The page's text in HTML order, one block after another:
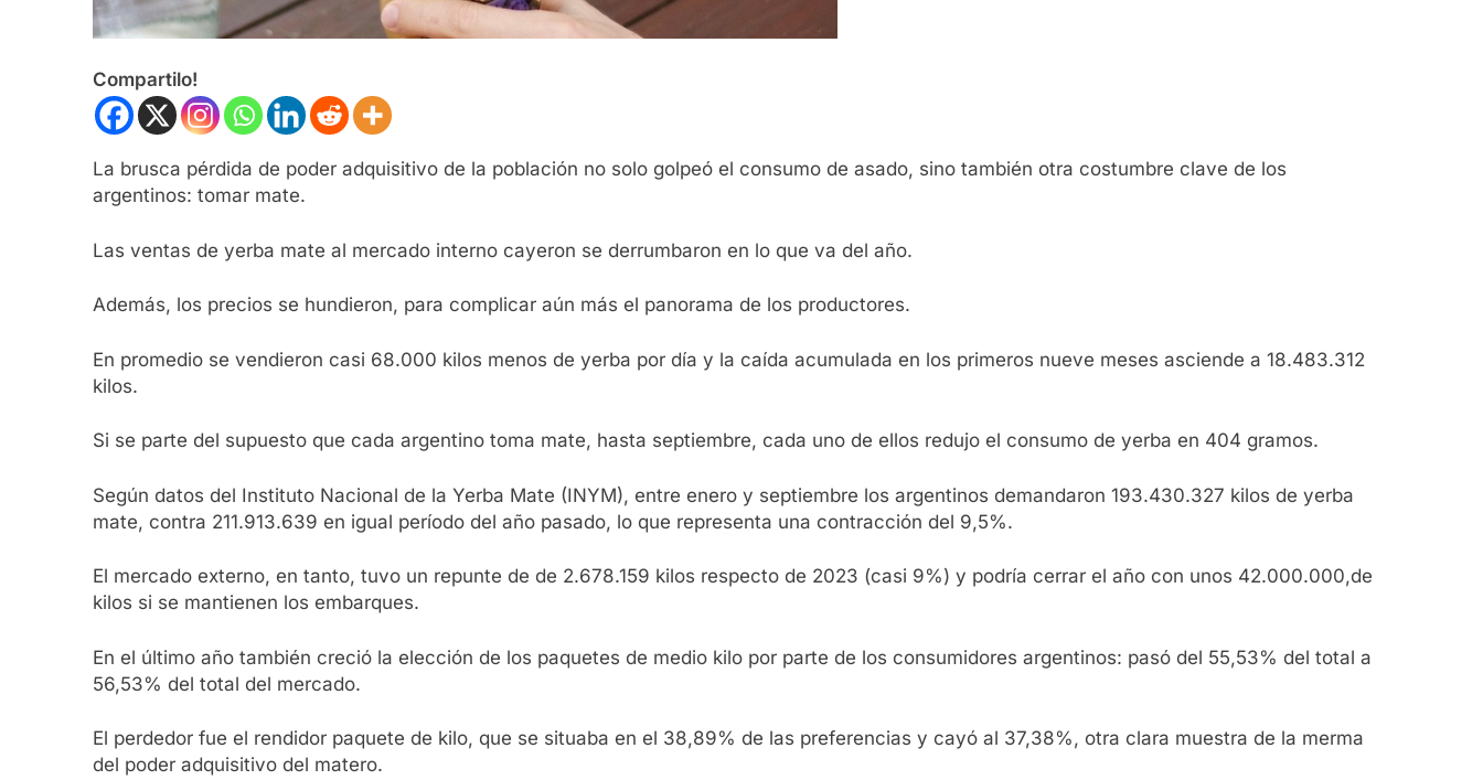
Compartilo!
La brusca pérdida de poder adquisitivo de la población no solo golpeó el consumo de asado, sino también otra costumbre clave de los
argentinos: tomar mate.
Las ventas de yerba mate al mercado interno cayeron se derrumbaron en lo que va del año.
Además, los precios se hundieron, para complicar aún más el panorama de los productores.
En promedio se vendieron casi 68.000 kilos menos de yerba por día y la caída acumulada en los primeros nueve meses asciende a 18.483.312
kilos.
Si se parte del supuesto que cada argentino toma mate, hasta septiembre, cada uno de ellos redujo el consumo de yerba en 404 gramos.
Según datos del Instituto Nacional de la Yerba Mate (INYM), entre enero y septiembre los argentinos demandaron 193.430.327 kilos de yerba
mate, contra 211.913.639 en igual período del año pasado, lo que representa una contracción del 9,5%.
El mercado externo, en tanto, tuvo un repunte de de 2.678.159 kilos respecto de 2023 (casi 9%) y podría cerrar el año con unos 42.000.000,de
kilos si se mantienen los embarques.
En el último año también creció la elección de los paquetes de medio kilo por parte de los consumidores argentinos: pasó del 55,53% del total a
56,53% del total del mercado.
El perdedor fue el rendidor paquete de kilo, que se situaba en el 38,89% de las preferencias y cayó al 37,38%, otra clara muestra de la merma
del poder adquisitivo del matero.